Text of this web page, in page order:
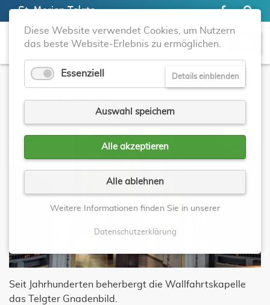
St. Marien Telgte
WALLFAHRTSKAPELLE MIT
GNADENBILD
Seit Jahrhunderten beherbergt die Wallfahrtskapelle
das Telgter Gnadenbild.
Diese Website verwendet Cookies, um Nutzern
das beste Website-Erlebnis zu ermöglichen.
Essenziell Details einblenden
Auswahl speichern
Alle akzeptieren
Alle ablehnen
Weitere Informationen finden Sie in unserer
Datenschutzerklärung